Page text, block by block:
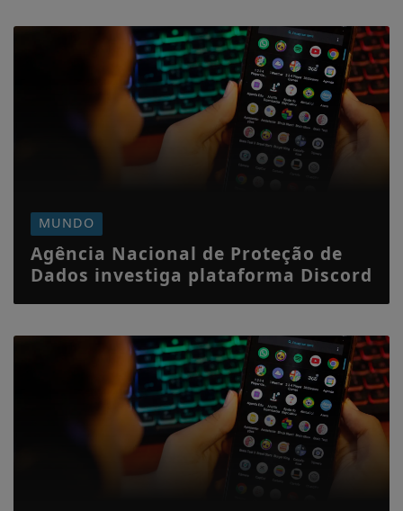
MUNDO
Agência Nacional de Proteção de
Dados investiga plataforma Discord